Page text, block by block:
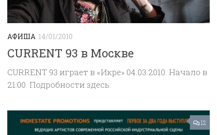
АФИША 14/01/2010
CURRENT 93 в Москве
CURRENT 93 играет в «Икре» 04.03.2010. Начало в
21:00. Подробности здесь.
12